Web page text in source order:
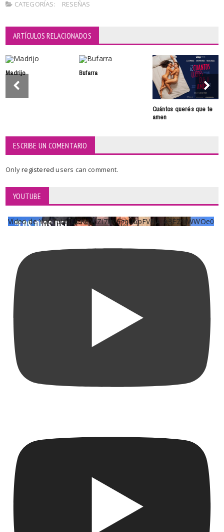
CATEGORÍAS: RESEÑAS
ARTÍCULOS RELACIONADOS
Madrijo Bufarra
Cuántos querés que te
amen
ESCRIBE UN COMENTARIO
Onlyregisteredusers can comment.
YOUTUBE
Vídeo de YouTube UCKqYjiZi7lzy6gqU6pFVFiA_A3EZ9JWWOe0